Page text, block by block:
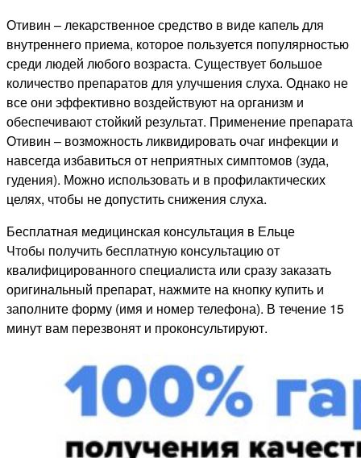
Отивин – лекарственное средство в виде капель для
внутреннего приема, которое пользуется популярностью
среди людей любого возраста. Существует большое
количество препаратов для улучшения слуха. Однако не
все они эффективно воздействуют на организм и
обеспечивают стойкий результат. Применение препарата
Отивин – возможность ликвидировать очаг инфекции и
навсегда избавиться от неприятных симптомов (зуда,
гудения). Можно использовать и в профилактических
целях, чтобы не допустить снижения слуха.
Бесплатная медицинская консультация в Ельце
Чтобы получить бесплатную консультацию от
квалифицированного специалиста или сразу заказать
оригинальный препарат, нажмите на кнопку купить и
заполните форму (имя и номер телефона). В течение 15
минут вам перезвонят и проконсультируют.